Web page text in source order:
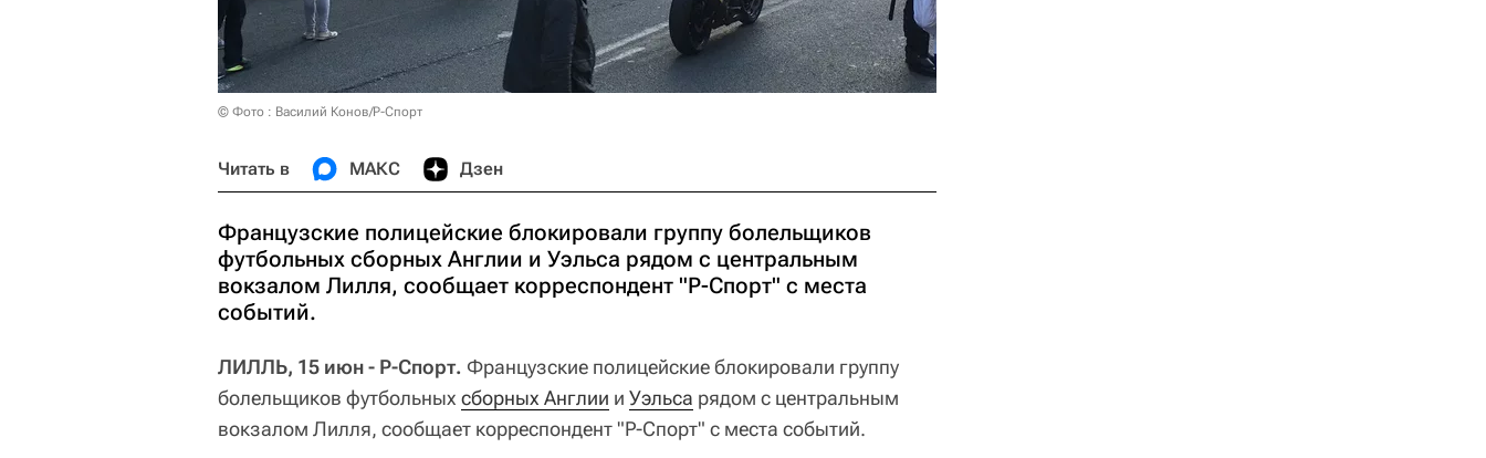
© Фото : Василий Конов/Р-Спорт
Читать в МАКС Дзен
Французские полицейские блокировали группу болельщиков
футбольных сборных Англии и Уэльса рядом с центральным
вокзалом Лилля, сообщает корреспондент "Р-Спорт" с места
событий.
ЛИЛЛЬ, 15 июн - Р-Спорт. Французские полицейские блокировали группу
болельщиков футбольных сборных Англии и Уэльса рядом с центральным
вокзалом Лилля, сообщает корреспондент "Р-Спорт" с места событий.